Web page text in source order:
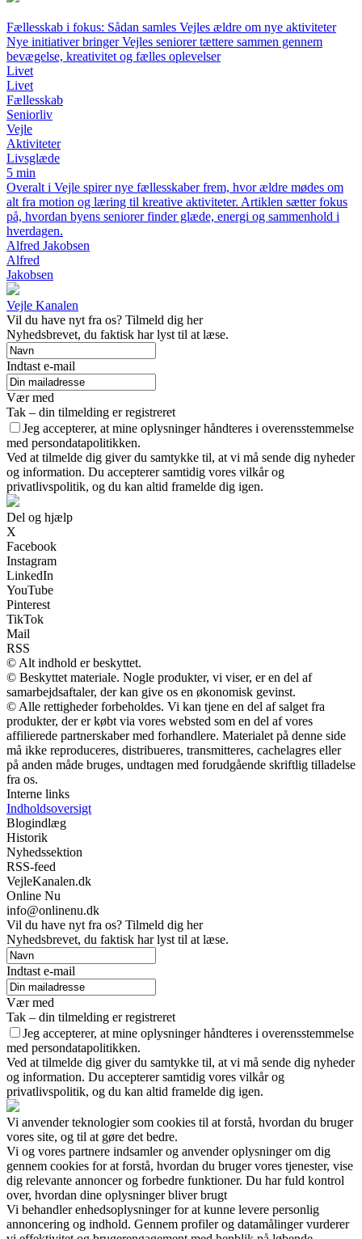
Fællesskab i fokus: Sådan samles Vejles ældre om nye aktiviteter
Nye initiativer bringer Vejles seniorer tættere sammen gennem
bevægelse, kreativitet og fælles oplevelser
Livet
Livet
Fællesskab
Seniorliv
Vejle
Aktiviteter
Livsglæde
5 min
Overalt i Vejle spirer nye fællesskaber frem, hvor ældre mødes om
alt fra motion og læring til kreative aktiviteter. Artiklen sætter fokus
på, hvordan byens seniorer finder glæde, energi og sammenhold i
hverdagen.
Alfred Jakobsen
Alfred
Jakobsen
Vejle Kanalen
Vil du have nyt fra os? Tilmeld dig her
Nyhedsbrevet, du faktisk har lyst til at læse.
Indtast e-mail
Vær med
Tak – din tilmelding er registreret
Jeg accepterer, at mine oplysninger håndteres i overensstemmelse
med persondatapolitikken.
Ved at tilmelde dig giver du samtykke til, at vi må sende dig nyheder
og information. Du accepterer samtidig vores vilkår og
privatlivspolitik, og du kan altid framelde dig igen.
Del og hjælp
X
Facebook
Instagram
LinkedIn
YouTube
Pinterest
TikTok
Mail
RSS
© Alt indhold er beskyttet.
© Beskyttet materiale. Nogle produkter, vi viser, er en del af
samarbejdsaftaler, der kan give os en økonomisk gevinst.
© Alle rettigheder forbeholdes. Vi kan tjene en del af salget fra
produkter, der er købt via vores websted som en del af vores
affilierede partnerskaber med forhandlere. Materialet på denne side
må ikke reproduceres, distribueres, transmitteres, cachelagres eller
på anden måde bruges, undtagen med forudgående skriftlig tilladelse
fra os.
Interne links
Indholdsoversigt
Blogindlæg
Historik
Nyhedssektion
RSS-feed
VejleKanalen.dk
Online Nu
info@onlinenu.dk
Vil du have nyt fra os? Tilmeld dig her
Nyhedsbrevet, du faktisk har lyst til at læse.
Indtast e-mail
Vær med
Tak – din tilmelding er registreret
Jeg accepterer, at mine oplysninger håndteres i overensstemmelse
med persondatapolitikken.
Ved at tilmelde dig giver du samtykke til, at vi må sende dig nyheder
og information. Du accepterer samtidig vores vilkår og
privatlivspolitik, og du kan altid framelde dig igen.
Vi anvender teknologier som cookies til at forstå, hvordan du bruger
vores site, og til at gøre det bedre.
Vi og vores partnere indsamler og anvender oplysninger om dig
gennem cookies for at forstå, hvordan du bruger vores tjenester, vise
dig relevante annoncer og forbedre funktioner. Du har fuld kontrol
over, hvordan dine oplysninger bliver brugt
Vi behandler enhedsoplysninger for at kunne levere personlig
annoncering og indhold. Gennem profiler og datamålinger vurderer